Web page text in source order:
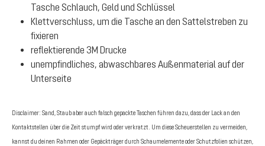
Tasche Schlauch, Geld und Schlüssel
Klettverschluss, um die Tasche an den Sattelstreben zu
fixieren
reflektierende 3M Drucke
unempfindliches, abwaschbares Außenmaterial auf der
Unterseite
Disclaimer: Sand, Staub aber auch falsch gepackte Taschen führen dazu, dass der Lack an den
Kontaktstellen über die Zeit stumpf wird oder verkratzt. Um diese Scheuerstellen zu vermeiden,
kannst du deinen Rahmen oder Gepäckträger durch Schaumelemente oder Schutzfolien schützen,